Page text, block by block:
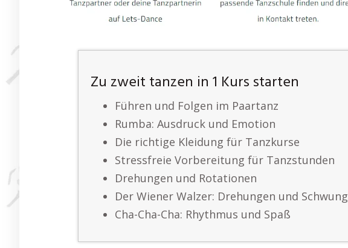
Zu zweit tanzen in 1 Kurs starten
Führen und Folgen im Paartanz
Rumba: Ausdruck und Emotion
Die richtige Kleidung für Tanzkurse
Stressfreie Vorbereitung für Tanzstunden
Drehungen und Rotationen
Der Wiener Walzer: Drehungen und Schwung
Cha-Cha-Cha: Rhythmus und Spaß